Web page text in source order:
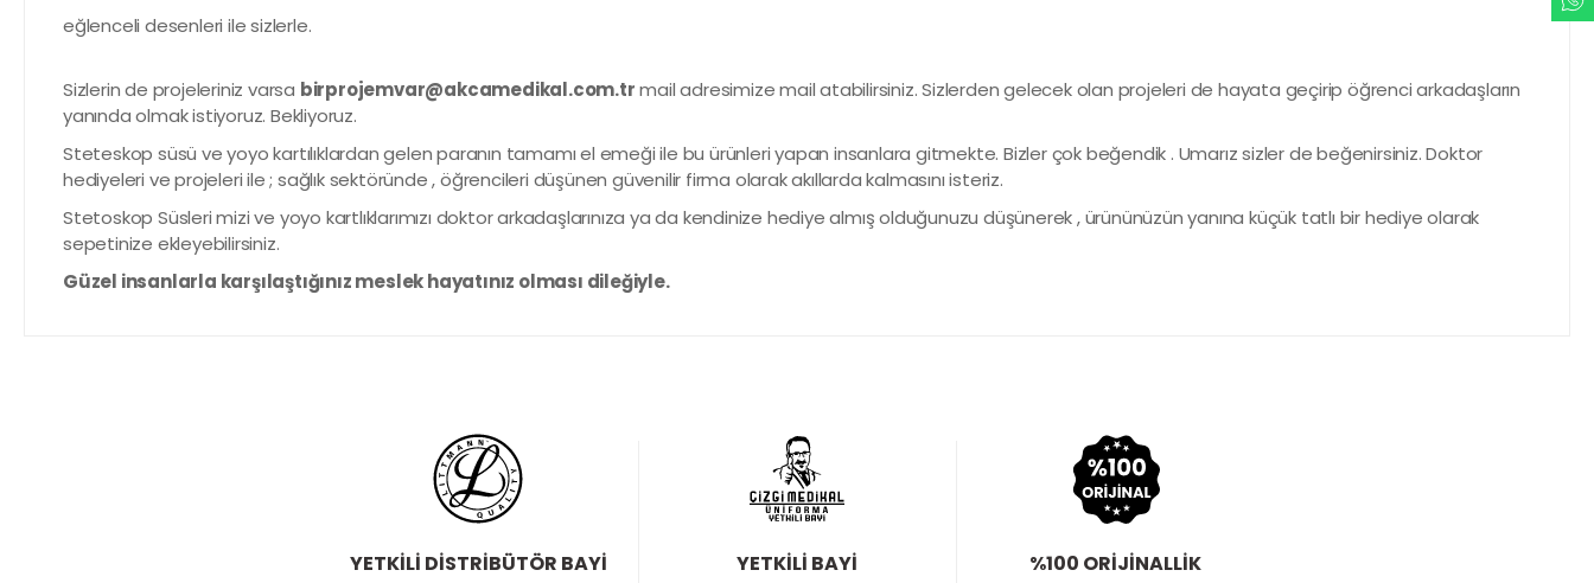
eğlenceli desenleri ile sizlerle.
Sizlerin de projeleriniz varsa birprojemvar@akcamedikal.com.trmail adresimize mail atabilirsiniz. Sizlerden gelecek olan projeleri de hayata geçirip öğrenci arkadaşların
yanında olmak istiyoruz. Bekliyoruz.
Steteskop süsü ve yoyo kartılıklardan gelen paranın tamamı el emeği ile bu ürünleri yapan insanlara gitmekte. Bizler çok beğendik . Umarız sizler de beğenirsiniz. Doktor
hediyeleri ve projeleri ile ; sağlık sektöründe , öğrencileri düşünen güvenilir firma olarak akıllarda kalmasını isteriz.
Stetoskop Süsleri mizi ve yoyo kartlıklarımızı doktor arkadaşlarınıza ya da kendinize hediye almış olduğunuzu düşünerek , ürününüzün yanına küçük tatlı bir hediye olarak
sepetinize ekleyebilirsiniz.
Güzel insanlarla karşılaştığınız meslek hayatınız olması dileğiyle.
YETKİLİ DİSTRİBÜTÖR BAYİ YETKİLİ BAYİ %100 ORİJİNALLİK